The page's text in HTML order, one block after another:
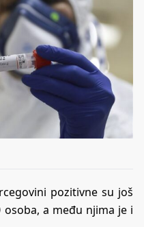
pozitivne su još
a među njima je i